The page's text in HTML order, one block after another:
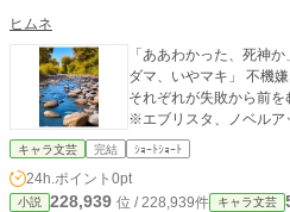
ヒムネ
「ああわかった、死神か
ダマ、いやマキ」 不機嫌な黒い妖精マキと受験に落ちた学生
それぞれが失敗から前を
※エブリスタ、ノベルア
キャラ文芸 完結 ｼｮｰﾄｼｮｰﾄ
24h.ポイント 0pt
小説 228,939 位 / 228,939件 キャラ文芸